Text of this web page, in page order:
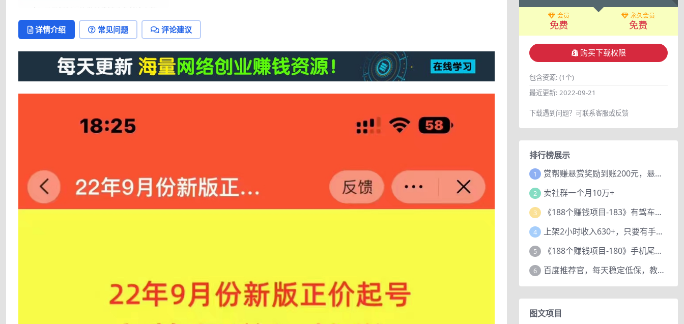
详情介绍 常见问题 评论建议
会员
免费
永久会员
免费
购买下载权限
包含资源: (1个)
最近更新: 2022-09-21
下载遇到问题？可联系客服或反馈
排行榜展示
1 赏帮赚悬赏奖励到账200元，悬赏任务多劳多得，人人可做。
2 卖社群一个月10万+
3 《188个赚钱项目-183》有驾车评项目，动动小手，复制粘贴赚44元！
4 上架2小时收入630+，只要有手就能做的AI搞钱项目，奶奶看完都能学会!
5 《188个赚钱项目-180》手机尾号测试评分项目，短视频直播日赚200+
6 百度推荐官，每天稳定低保，教程赠上
图文项目